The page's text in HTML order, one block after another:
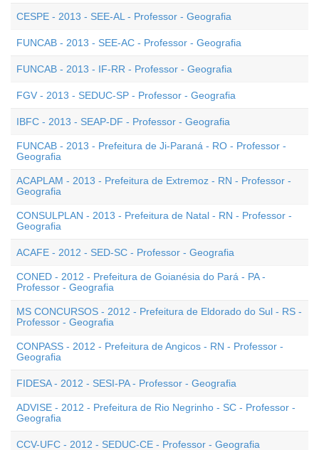
CESPE - 2013 - SEE-AL - Professor - Geografia
FUNCAB - 2013 - SEE-AC - Professor - Geografia
FUNCAB - 2013 - IF-RR - Professor - Geografia
FGV - 2013 - SEDUC-SP - Professor - Geografia
IBFC - 2013 - SEAP-DF - Professor - Geografia
FUNCAB - 2013 - Prefeitura de Ji-Paraná - RO - Professor -
Geografia
ACAPLAM - 2013 - Prefeitura de Extremoz - RN - Professor -
Geografia
CONSULPLAN - 2013 - Prefeitura de Natal - RN - Professor -
Geografia
ACAFE - 2012 - SED-SC - Professor - Geografia
CONED - 2012 - Prefeitura de Goianésia do Pará - PA -
Professor - Geografia
MS CONCURSOS - 2012 - Prefeitura de Eldorado do Sul - RS -
Professor - Geografia
CONPASS - 2012 - Prefeitura de Angicos - RN - Professor -
Geografia
FIDESA - 2012 - SESI-PA - Professor - Geografia
ADVISE - 2012 - Prefeitura de Rio Negrinho - SC - Professor -
Geografia
CCV-UFC - 2012 - SEDUC-CE - Professor - Geografia